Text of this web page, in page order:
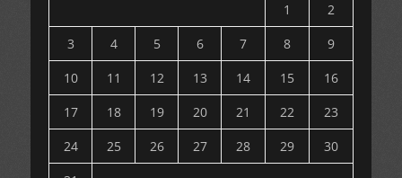
1
2
3
4 5 6 7 8
9
10
11 12 13 14 15
16
17
18 19 20 21 22
23
24
25 26 27 28 29
30